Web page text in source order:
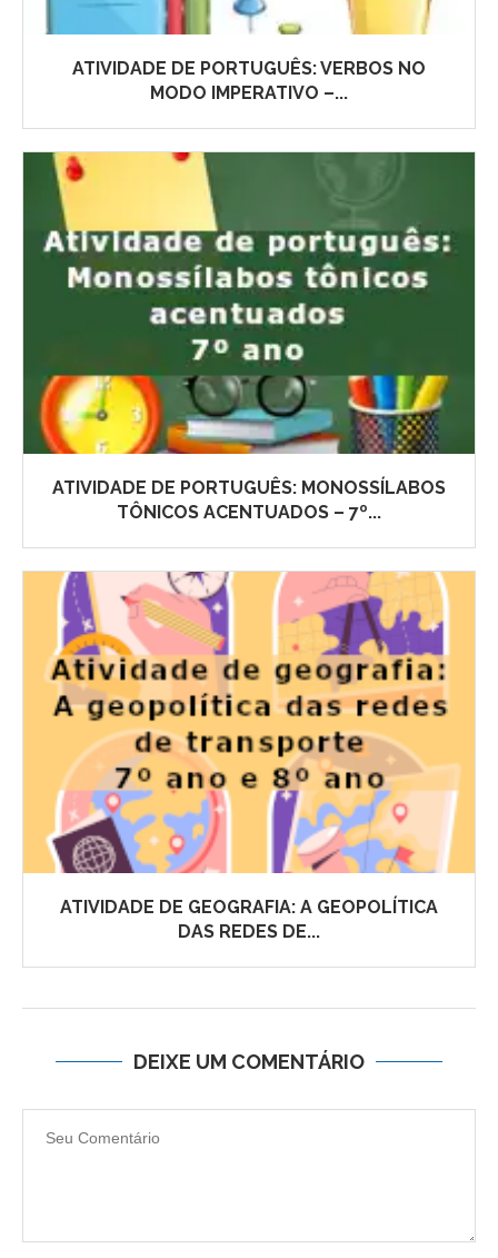
ATIVIDADE DE PORTUGUÊS: VERBOS NO
MODO IMPERATIVO –...
ATIVIDADE DE PORTUGUÊS: MONOSSÍLABOS
TÔNICOS ACENTUADOS – 7º...
ATIVIDADE DE GEOGRAFIA: A GEOPOLÍTICA
DAS REDES DE...
DEIXE UM COMENTÁRIO